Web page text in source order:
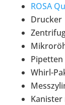
ROSA
Drucker
Pipetten
Whirl-